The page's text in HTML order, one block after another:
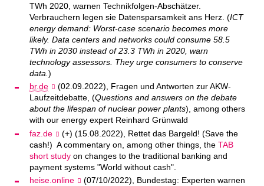
TWh 2020, warnen Technikfolgen-Abschätzer.
Verbrauchern legen sie Datensparsamkeit ans Herz. (ICT
energy demand: Worst-case scenario becomes more
likely. Data centers and networks could consume 58.5
TWh in 2030 instead of 23.3 TWh in 2020, warn
technology assessors. They urge consumers to conserve
data. )
br.de
(02.09.2022), Fragen und Antworten zur AKW-
Laufzeitdebatte, (Questions and answers on the debate
about the lifespan of nuclear power plants), among others
with our energy expert Reinhard Grünwald
faz.de
(+) (15.08.2022), Rettet das Bargeld! (Save the
cash!) A commentary on, among other things, the TAB
short studyon changes to the traditional banking and
payment systems "World without cash".
heise.online
(07/10/2022), Bundestag: Experten warnen